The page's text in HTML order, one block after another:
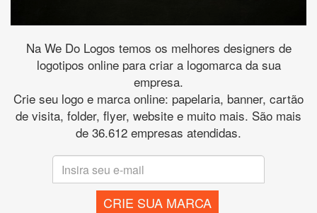
Na We Do Logos temos os melhores designers de
logotipos online para criar a logomarca da sua
empresa.
Crie seu logo e marca online: papelaria, banner, cartão
de visita, folder, flyer, website e muito mais. São mais
de 36.612 empresas atendidas.
CRIE SUA MARCA